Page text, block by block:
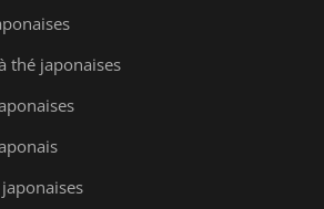
thé japonaises